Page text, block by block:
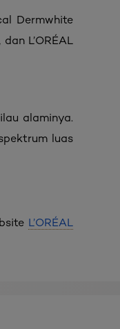
Dermwhite
L’ORÉAL
alaminya.
luas
L’ORÉAL